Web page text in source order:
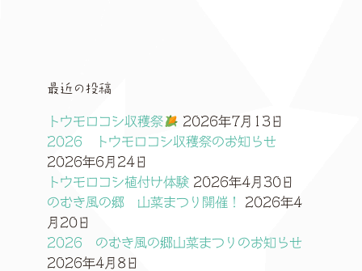
最近の投稿
トウモロコシ収穫祭
2026年7月13日
2026 トウモロコシ収穫祭のお知らせ
2026年6月24日
トウモロコシ植付け体験 2026年4月30日
のむき風の郷 山菜まつり開催！
2026年4
月20日
2026 のむき風の郷山菜まつりのお知らせ
2026年4月8日